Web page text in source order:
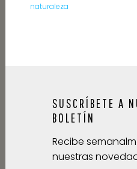
naturaleza
SUSCRÍBETE A
BOLETÍN
Recibe
nuestras